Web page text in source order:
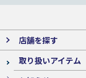
店舗を探す
取り扱いアイテム